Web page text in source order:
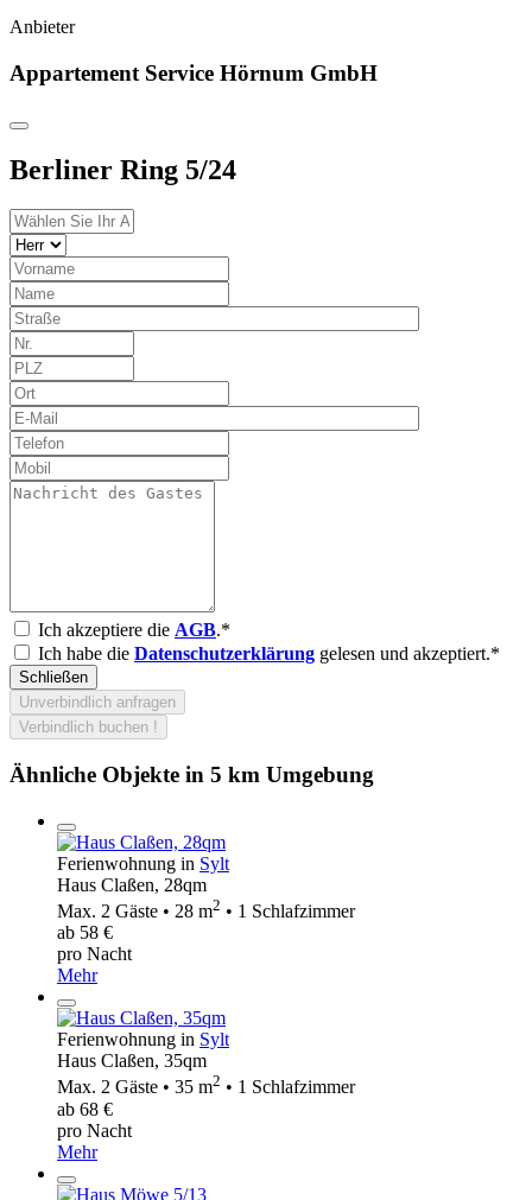
Anbieter
Appartement Service Hörnum GmbH
Berliner Ring 5/24
Ich akzeptiere die AGB.*
Ich habe die Datenschutzerklärung gelesen und akzeptiert.*
Schließen
Unverbindlich anfragen
Verbindlich buchen !
Ähnliche Objekte in 5 km Umgebung
Ferienwohnung in Sylt
Haus Claßen, 28qm
Max. 2 Gäste • 28 m2 • 1 Schlafzimmer
ab 58 €
pro Nacht
Mehr
Ferienwohnung in Sylt
Haus Claßen, 35qm
Max. 2 Gäste • 35 m2 • 1 Schlafzimmer
ab 68 €
pro Nacht
Mehr